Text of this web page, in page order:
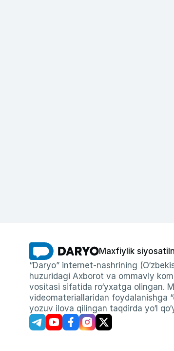
Maxfiylik siyosati
“Daryo” internet-nashrining
huzuridagi Axborot va ommaviy
vositasi sifatida ro‘yxatga olingan.
videomateriallaridan foydalanishga
yozuv ilova qilingan taqdirda yo‘l